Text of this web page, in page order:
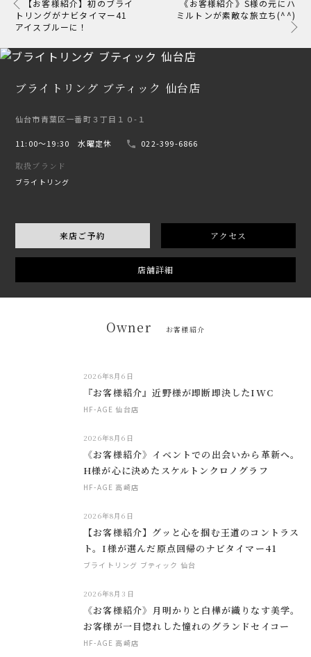
【お客様紹介】初のブライ
トリングがナビタイマー41
アイスブルーに！
《お客様紹介》S様の元にハ
ミルトンが素敵な旅立ち(^^)
ブライトリング ブティック 仙台店
仙台市青葉区一番町３丁目１０-１
11:00〜19:30 水曜定休
022-399-6866
取扱ブランド
ブライトリング
来店ご予約 アクセス
店舗詳細
Owner お客様紹介
2026年8月6日
『お客様紹介』近野様が即断即決したIWC
HF-AGE 仙台店
2026年8月6日
《お客様紹介》イベントでの出会いから革新へ。
H様が心に決めたスケルトンクロノグラフ
HF-AGE 高崎店
2026年8月6日
【お客様紹介】グッと心を掴む王道のコントラス
ト。I様が選んだ原点回帰のナビタイマー41
ブライトリング ブティック 仙台
2026年8月3日
《お客様紹介》月明かりと白樺が織りなす美学。
お客様が一目惚れした憧れのグランドセイコー
HF-AGE 高崎店